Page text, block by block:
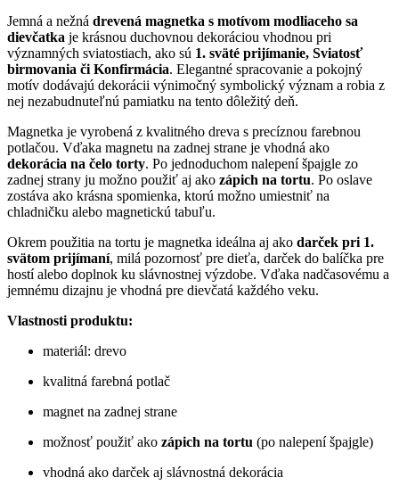
Jemná a nežná drevená magnetka s motívom modliaceho sa
dievčatka je krásnou duchovnou dekoráciou vhodnou pri
významných sviatostiach, ako sú 1. sväté prijímanie, Sviatosť
birmovania či Konfirmácia. Elegantné spracovanie a pokojný
motív dodávajú dekorácii výnimočný symbolický význam a robia z
nej nezabudnuteľnú pamiatku na tento dôležitý deň.
Magnetka je vyrobená z kvalitného dreva s precíznou farebnou
potlačou. Vďaka magnetu na zadnej strane je vhodná ako
dekorácia na čelo torty. Po jednoduchom nalepení špajgle zo
zadnej strany ju možno použiť aj ako zápich na tortu. Po oslave
zostáva ako krásna spomienka, ktorú možno umiestniť na
chladničku alebo magnetickú tabuľu.
Okrem použitia na tortu je magnetka ideálna aj ako darček pri 1.
svätom prijímaní, milá pozornosť pre dieťa, darček do balíčka pre
hostí alebo doplnok ku slávnostnej výzdobe. Vďaka nadčasovému a
jemnému dizajnu je vhodná pre dievčatá každého veku.
Vlastnosti produktu:
materiál: drevo
kvalitná farebná potlač
magnet na zadnej strane
možnosť použiť ako zápich na tortu (po nalepení špajgle)
vhodná ako darček aj slávnostná dekorácia